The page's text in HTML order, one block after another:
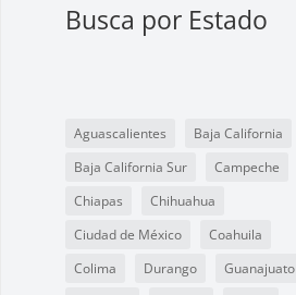
Busca por Estado
Aguascalientes
Baja California
Baja California Sur
Campeche
Chiapas
Chihuahua
Ciudad de México
Coahuila
Colima
Durango
Guanajuato